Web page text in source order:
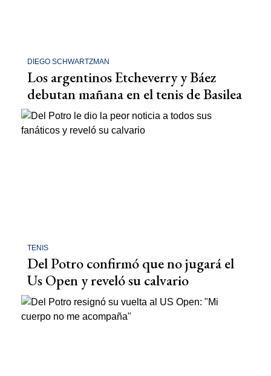
DIEGO SCHWARTZMAN
Los argentinos Etcheverry y Báez
debutan mañana en el tenis de Basilea
TENIS
Del Potro confirmó que no jugará el
Us Open y reveló su calvario